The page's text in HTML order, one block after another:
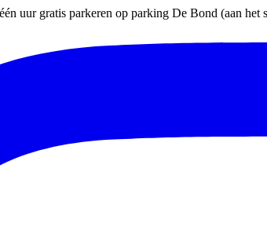
uur gratis parkeren op parking De Bond (aan het